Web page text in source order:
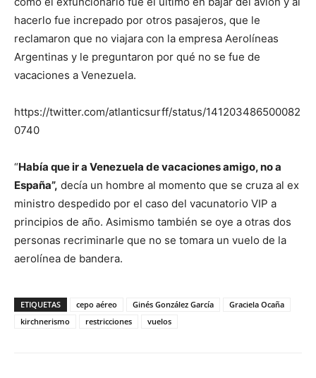
hacerlo fue increpado por otros pasajeros, que le
reclamaron que no viajara con la empresa Aerolíneas
Argentinas y le preguntaron por qué no se fue de
vacaciones a Venezuela.
https://twitter.com/atlanticsurff/status/141203486500082
0740
“Había que ir a Venezuela de vacaciones amigo, no a
España”, decía un hombre al momento que se cruza al ex
ministro despedido por el caso del vacunatorio VIP a
principios de año. Asimismo también se oye a otras dos
personas recriminarle que no se tomara un vuelo de la
aerolínea de bandera.
ETIQUETAS cepo aéreo Ginés González García
Graciela Ocaña
kirchnerismo
restricciones vuelos